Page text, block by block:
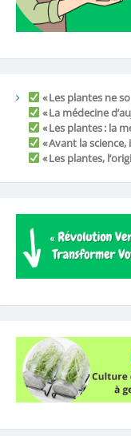
« Les plantes ne
« La médecine
« Les plantes : la
« Avant la
« Les plantes,